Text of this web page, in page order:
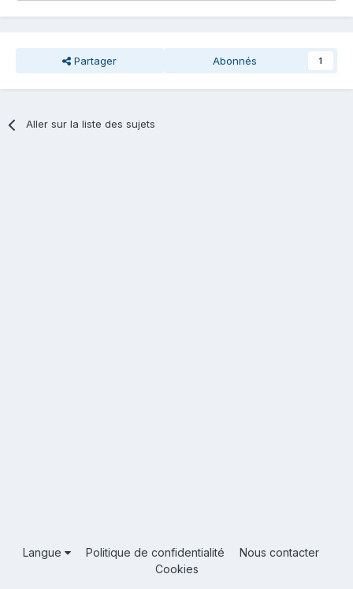
Partager Abonnés 1
Aller sur la liste des sujets
Langue Politique de confidentialité
Nous contacter
Cookies